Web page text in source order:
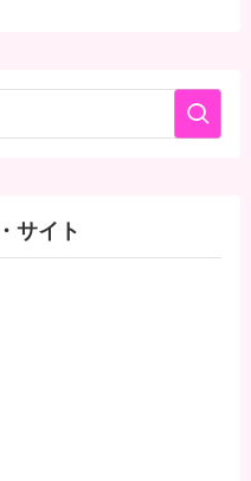
サイト